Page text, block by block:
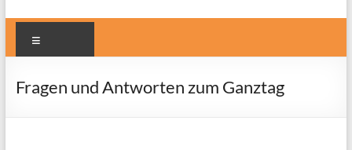
Fragen und Antworten zum Ganztag